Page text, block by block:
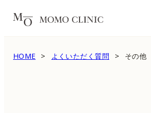
HOME よくいただく質問 その他